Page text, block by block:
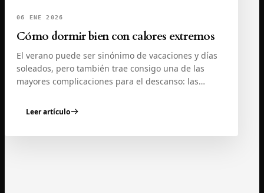
06 ENE 2026
Cómo dormir bien con calores extremos
El verano puede ser sinónimo de vacaciones y días
soleados, pero también trae consigo una de las
mayores complicaciones para el descanso: las
Leer artículo